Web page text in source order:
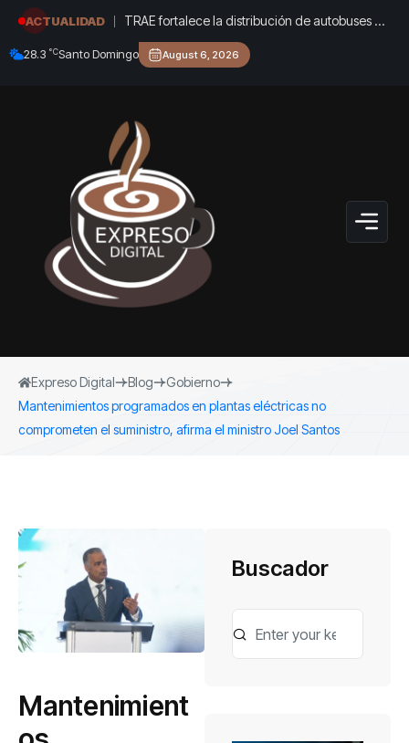
ACTUALIDAD
TRAE fortalece la distribución de autobuses en
todo el país de cara al inicio del año 2026-
2027
28.3 °CSanto Domingo August 6, 2026
Expreso Digital Blog
Gobierno
Mantenimientos programados en plantas eléctricas no
comprometen el suministro, afirma el ministro Joel Santos
Mantenimient
Buscador